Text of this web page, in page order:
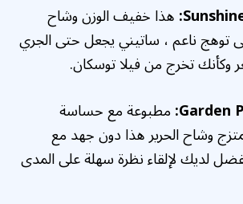
هذا خفيف الوزنوشاح
توهج ناعم ، ساتيني يجعل حتى الجري
وكأنك تخرج من فيلا توسكان.
مطبوعة مع حساسة
وشاح الحرير هذا دون جهد مع
لديك لإلقاء نظرة سهلة على المدى